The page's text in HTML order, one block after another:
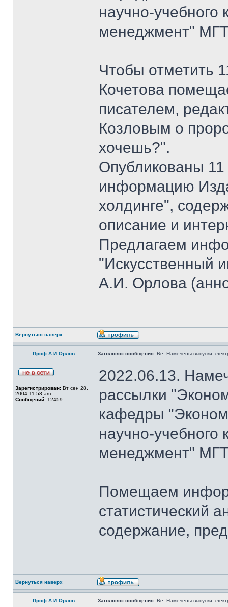
научно-
менеджмент"
Чтобы отметить
Кочетова
писателем,
Козловым о
хочешь?".
Опубликованы
информацию
холдинге",
описание и
Предлагаем
"Искусственный
А.И. Орлова
Вернуться наверх
Проф.А.И.Орлов Заголовок сообщения: Re: Намечены выпуски
Зарегистрирован: Вт сен 28,
2004 11:58 am
Сообщений: 12459
2022.06.13.
рассылки
кафедры
научно-
менеджмент"
Помещаем
статистический
содержание,
Вернуться наверх
Проф.А.И.Орлов Заголовок сообщения: Re: Намечены выпуски